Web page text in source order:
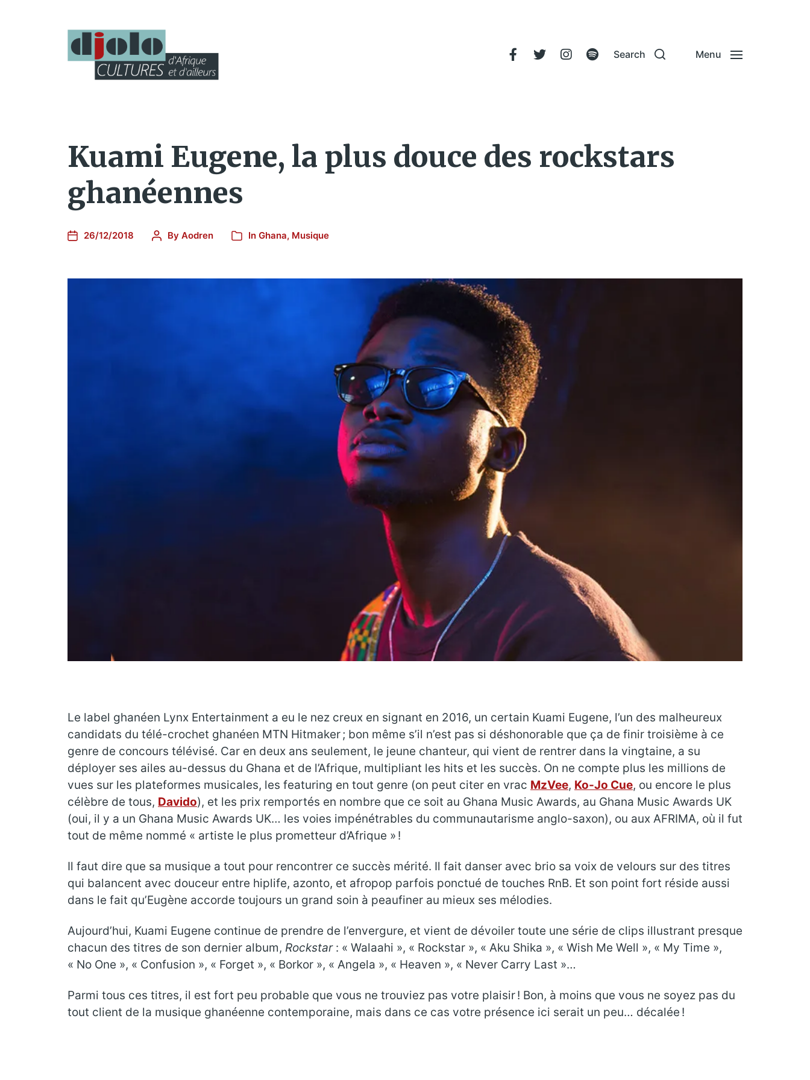
Search Menu
Kuami Eugene, la plus douce des rockstars
ghanéennes
26/12/2018 By Aodren In Ghana, Musique
Le label ghanéen Lynx Entertainment a eu le nez creux en signant en 2016, un certain Kuami Eugene, l’un des malheureux
candidats du télé-crochet ghanéen MTN Hitmaker ; bon même s’il n’est pas si déshonorable que ça de finir troisième à ce
genre de concours télévisé. Car en deux ans seulement, le jeune chanteur, qui vient de rentrer dans la vingtaine, a su
déployer ses ailes au-dessus du Ghana et de l’Afrique, multipliant les hits et les succès. On ne compte plus les millions de
vues sur les plateformes musicales, les featuring en tout genre (on peut citer en vrac MzVee, Ko-Jo Cue, ou encore le plus
célèbre de tous, Davido), et les prix remportés en nombre que ce soit au Ghana Music Awards, au Ghana Music Awards UK
(oui, il y a un Ghana Music Awards UK… les voies impénétrables du communautarisme anglo-saxon), ou aux AFRIMA, où il fut
tout de même nommé « artiste le plus prometteur d’Afrique » !
Il faut dire que sa musique a tout pour rencontrer ce succès mérité. Il fait danser avec brio sa voix de velours sur des titres
qui balancent avec douceur entre hiplife, azonto, et afropop parfois ponctué de touches RnB. Et son point fort réside aussi
dans le fait qu’Eugène accorde toujours un grand soin à peaufiner au mieux ses mélodies.
Aujourd’hui, Kuami Eugene continue de prendre de l’envergure, et vient de dévoiler toute une série de clips illustrant presque
chacun des titres de son dernier album, Rockstar: « Walaahi », « Rockstar », « Aku Shika », « Wish Me Well », « My Time »,
« No One », « Confusion », « Forget », « Borkor », « Angela », « Heaven », « Never Carry Last »…
Parmi tous ces titres, il est fort peu probable que vous ne trouviez pas votre plaisir ! Bon, à moins que vous ne soyez pas du
tout client de la musique ghanéenne contemporaine, mais dans ce cas votre présence ici serait un peu… décalée !